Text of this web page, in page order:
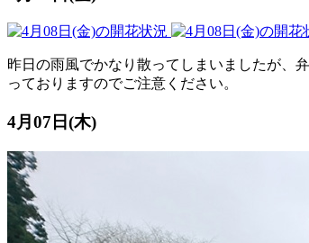
昨日の雨風でかなり散ってしまいましたが、
っておりますのでご注意ください。
4月07日(木)